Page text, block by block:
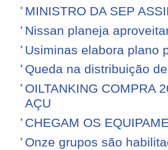
MINISTRO DA SEP
Nissan planeja
Usiminas elabora plano
Queda na distribuição
OILTANKING COMPRA
AÇU
CHEGAM OS
Onze grupos são